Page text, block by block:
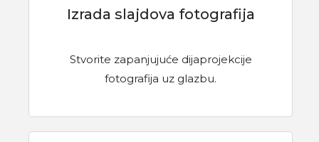
Izrada slajdova fotografija
Stvorite zapanjujuće dijaprojekcije
fotografija uz glazbu.